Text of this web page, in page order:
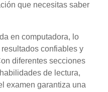
que necesitas saber
en computadora, lo
confiables y
diferentes secciones
de lectura,
examen garantiza una